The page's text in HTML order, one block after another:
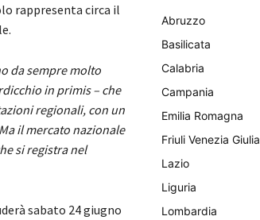
rappresenta circa il
da sempre molto
in primis – che
regionali, con un
il mercato nazionale
si registra nel
sabato 24 giugno
Abruzzo
Basilicata
Calabria
Campania
Emilia Romagna
Friuli Venezia Giulia
Lazio
Liguria
Lombardia